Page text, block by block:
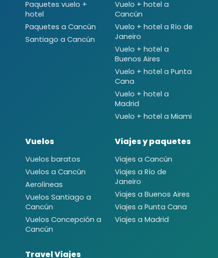
Paquetes vuelo +
hotel
Paquetes a Cancún
Santiago a Cancún
Vuelo + hotel a
Cancún
Vuelo + hotel a Río de
Janeiro
Vuelo + hotel a
Buenos Aires
Vuelo + hotel a Punta
Cana
Vuelo + hotel a
Madrid
Vuelo + hotel a Miami
Vuelos
Vuelos baratos
Vuelos a Cancún
Aerolíneas
Vuelos Santiago a
Cancún
Vuelos Concepción a
Cancún
Viajes y paquetes
Viajes a Cancún
Viajes a Río de
Janeiro
Viajes a Buenos Aires
Viajes a Punta Cana
Viajes a Madrid
Travel Viajes